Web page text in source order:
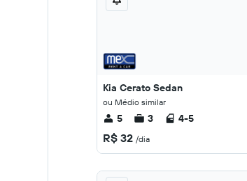
Kia Cerato Sedan
ou Médio similar
5 3 4-5
R$ 32 /dia